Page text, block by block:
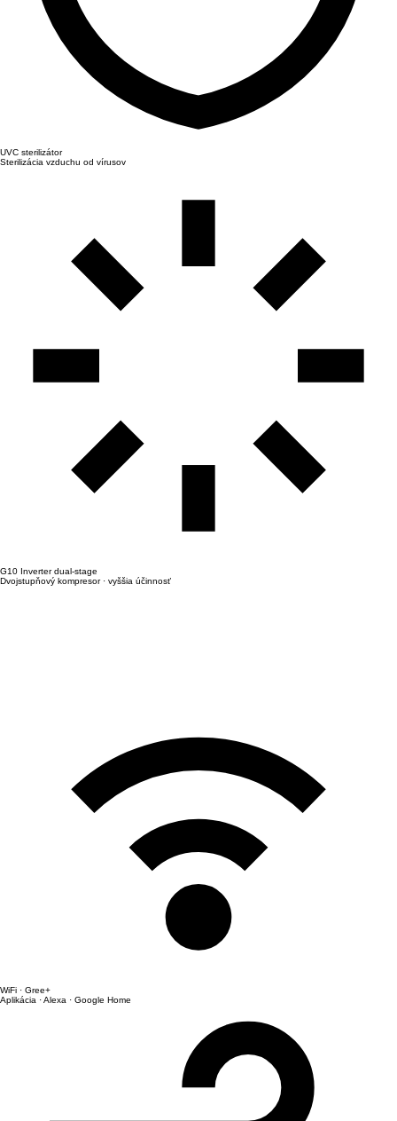
UVC sterilizátor
Sterilizácia vzduchu od vírusov
G10 Inverter dual-stage
Dvojstupňový kompresor · vyššia účinnosť
WiFi · Gree+
Aplikácia · Alexa · Google Home